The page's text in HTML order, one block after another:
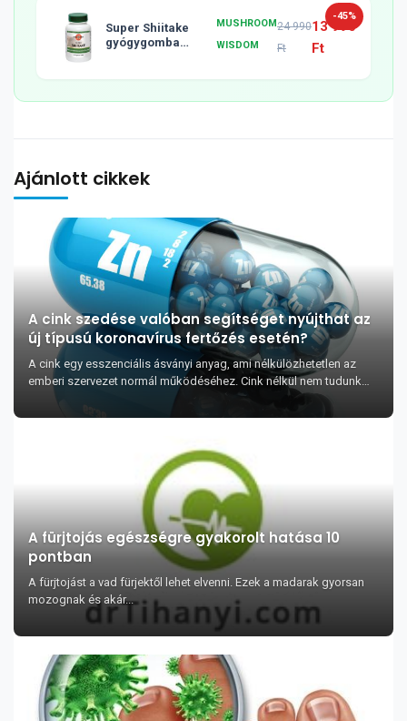
-45%
Super Shiitake
gyógygomba
MUSHROOM
WISDOM
24 990
Ft
13 990
Ft
Ajánlott cikkek
A cink szedése valóban segítséget nyújthat az
új típusú koronavírus fertőzés esetén?
A cink egy esszenciális ásványi anyag, ami nélkülözhetetlen az
emberi szervezet normál működéséhez. Cink nélkül nem tudunk
létezni, de túlságosan sok cinkre ninc...
A fürjtojás egészségre gyakorolt hatása 10
pontban
A fürjtojást a vad fürjektől lehet elvenni. Ezek a madarak gyorsan
mozognak és akár...